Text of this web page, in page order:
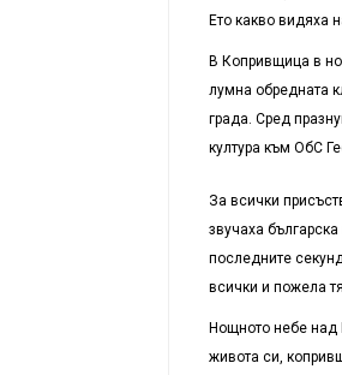
Ето какво видяха
В Копривщица в
лумна обредната
града. Сред
култура към ОбС
За всички
звучаха
последните
всички и пожела
Нощното небе над
живота си,